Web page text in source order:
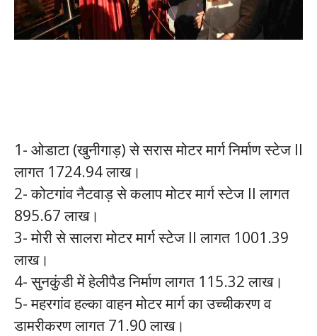
1- ओडाटा (खुनीगाड़) से सरास मोटर मार्ग निर्माण स्टेज II
लागत 1724.94 लाख।
2- कोटगांव नैटवाड़ से कलाप मोटर मार्ग स्टेज II लागत
895.67 लाख।
3- मोरी से सालरा मोटर मार्ग स्टेज II लागत 1001.39
लाख।
4- सुनकुंडी में हेलीपैड निर्माण लागत 115.32 लाख।
5- महरगांव हल्का वाहन मोटर मार्ग का उच्चीकरण व
डामरीकरण लागत 71.90 लाख।